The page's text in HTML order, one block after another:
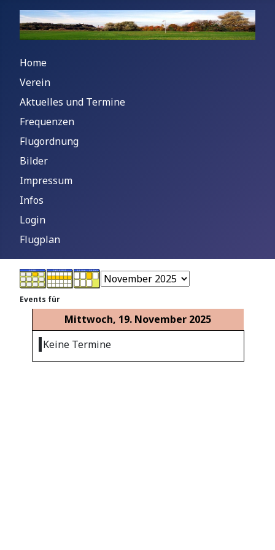
Home
Verein
Aktuelles und Termine
Frequenzen
Flugordnung
Bilder
Impressum
Infos
Login
Flugplan
Events für
Mittwoch, 19. November 2025
Keine Termine